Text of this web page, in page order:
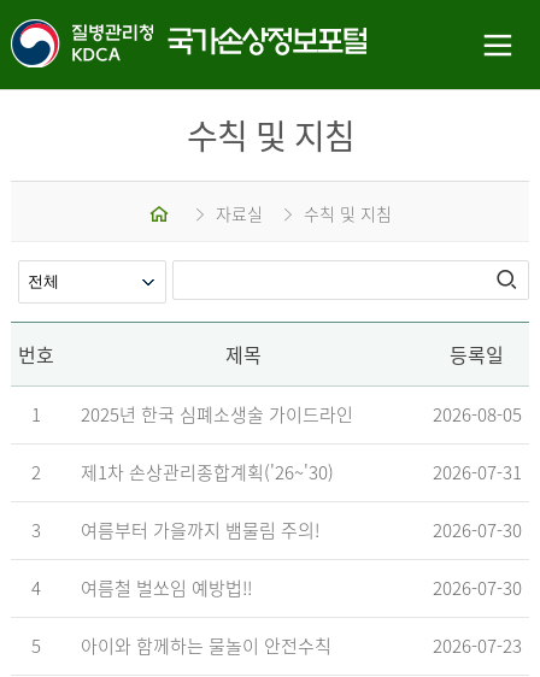
수칙 및 지침
자료실 수칙 및 지침
번호 제목 등록일
1 2025년 한국 심폐소생술 가이드라인 2026-08-05
2 제1차 손상관리종합계획('26~'30) 2026-07-31
3 여름부터 가을까지 뱀물림 주의! 2026-07-30
4 여름철 벌쏘임 예방법!! 2026-07-30
5 아이와 함께하는 물놀이 안전수칙 2026-07-23